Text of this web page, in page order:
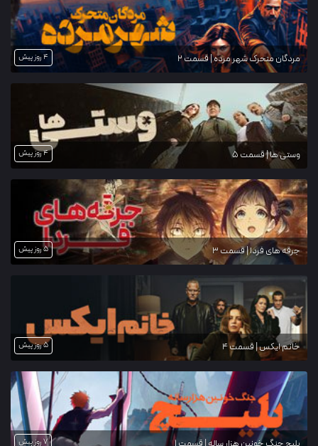
مردگان متحرک شهر مرده | قسمت 2 4 روز پیش
وستی ها | قسمت 5 4 روز پیش
جرقه های فردا | قسمت 3 5 روز پیش
خانم ایکس | قسمت 4 5 روز پیش
7 روز پیش